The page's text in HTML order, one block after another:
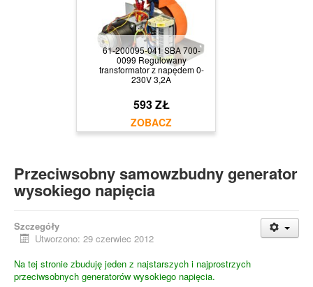
61-200095-041 SBA 700-
0099 Regulowany
transformator z napędem 0-
230V 3,2A
593 ZŁ
Przeciwsobny samowzbudny generator
wysokiego napięcia
Szczegóły
Utworzono: 29 czerwiec 2012
Na tej stronie zbuduję jeden z najstarszych i najprostrzych
przeciwsobnych generatorów wysokiego napięcia.